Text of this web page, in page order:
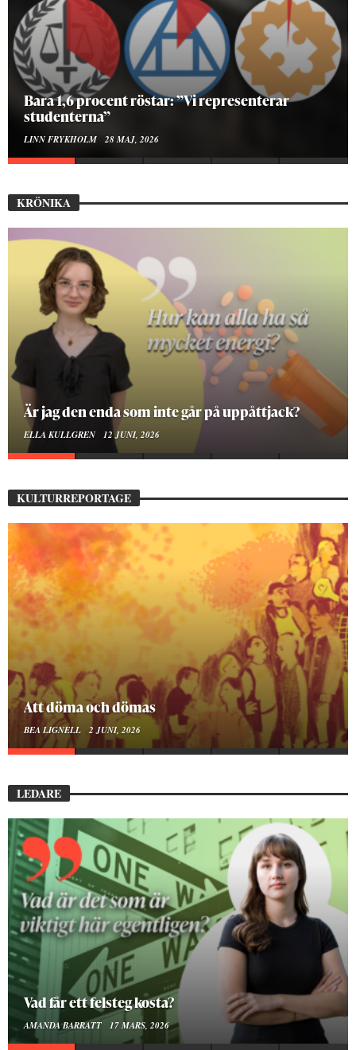
Bara 1,6 procent röstar: ”Vi representerar
studenterna”
LINN FRYKHOLM 28 MAJ, 2026
KRÖNIKA
Är jag den enda som inte går på uppåttjack?
ELLA KULLGREN 12 JUNI, 2026
KULTURREPORTAGE
Att döma och dömas
BEA LIGNELL 2 JUNI, 2026
LEDARE
Vad får ett felsteg kosta?
AMANDA BARRATT 17 MARS, 2026